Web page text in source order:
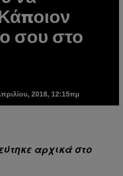
σου στο
2018, 12:15πμ
αρχικά στο